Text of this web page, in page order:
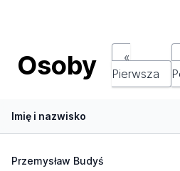
Osoby
«
Pierwsza
Imię i nazwisko
Przemysław Budyś